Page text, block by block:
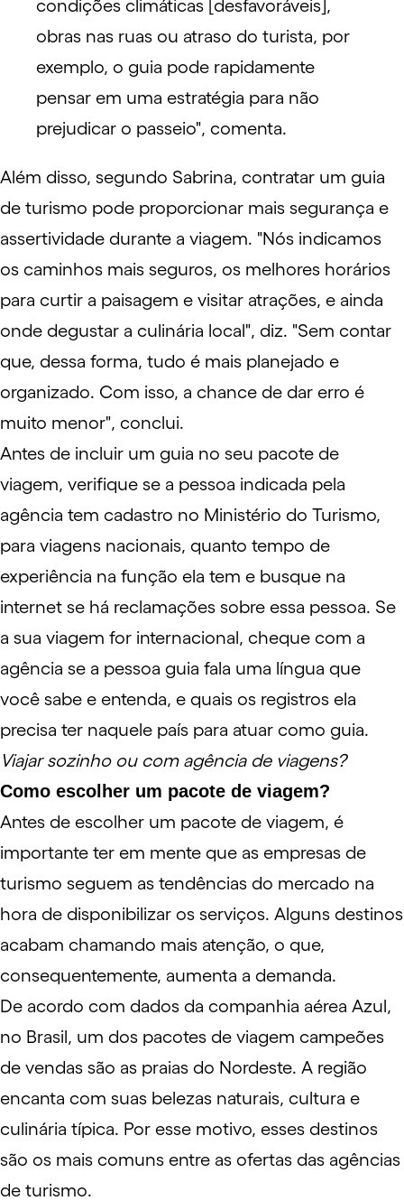
condições climáticas [desfavoráveis],
obras nas ruas ou atraso do turista, por
exemplo, o guia pode rapidamente
pensar em uma estratégia para não
prejudicar o passeio", comenta.
Além disso, segundo Sabrina, contratar um guia
de turismo pode proporcionar mais segurança e
assertividade durante a viagem. "Nós indicamos
os caminhos mais seguros, os melhores horários
para curtir a paisagem e visitar atrações, e ainda
onde degustar a culinária local", diz. "Sem contar
que, dessa forma, tudo é mais planejado e
organizado. Com isso, a chance de dar erro é
muito menor", conclui.
Antes de incluir um guia no seu pacote de
viagem, verifique se a pessoa indicada pela
agência tem cadastro no Ministério do Turismo,
para viagens nacionais, quanto tempo de
experiência na função ela tem e busque na
internet se há reclamações sobre essa pessoa. Se
a sua viagem for internacional, cheque com a
agência se a pessoa guia fala uma língua que
você sabe e entenda, e quais os registros ela
precisa ter naquele país para atuar como guia.
Viajar sozinho ou com agência de viagens?
Como escolher um pacote de viagem?
Antes de escolher um pacote de viagem, é
importante ter em mente que as empresas de
turismo seguem as tendências do mercado na
hora de disponibilizar os serviços. Alguns destinos
acabam chamando mais atenção, o que,
consequentemente, aumenta a demanda.
De acordo com dados da companhia aérea Azul,
no Brasil, um dos pacotes de viagem campeões
de vendas são as praias do Nordeste. A região
encanta com suas belezas naturais, cultura e
culinária típica. Por esse motivo, esses destinos
são os mais comuns entre as ofertas das agências
de turismo.